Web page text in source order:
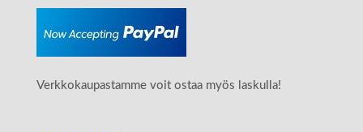
Verkkokaupastamme voit ostaa myös laskulla!